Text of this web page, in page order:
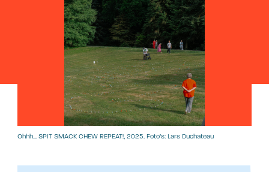
Ohhh… SPIT SMACK CHEW REPEAT!, 2025. Foto’s: Lars Duchateau